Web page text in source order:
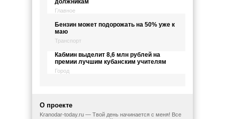
должникам
Главное
Бензин может подорожать на 50% уже к
маю
Транспорт
Кабмин выделит 8,6 млн рублей на
премии лучшим кубанским учителям
Город
О проекте
Kranodar-today.ru — Твой день начинается с меня! Все